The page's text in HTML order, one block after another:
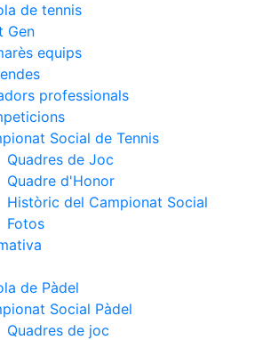
de tennis
Gen
equips
professionals
Social de Tennis
Quadres de Joc
Quadre d'Honor
Històric del Campionat Social
Fotos
de Pàdel
Social Pàdel
Quadres de joc
Pàdel
Social